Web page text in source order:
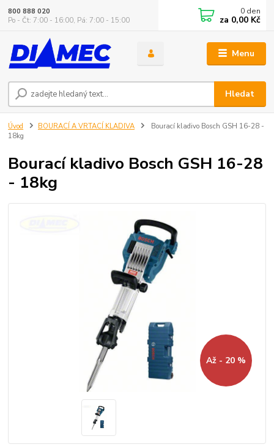
Menu
Hledat
800 888 020
Po - Čt: 7:00 - 16:00, Pá: 7:00 - 15:00
0 den
za 0,00 Kč
Úvod BOURACÍ A VRTACÍ KLADIVA
Bourací kladivo Bosch GSH 16-28 -
18kg
Bourací kladivo Bosch GSH 16-28
- 18kg
Až - 20 %